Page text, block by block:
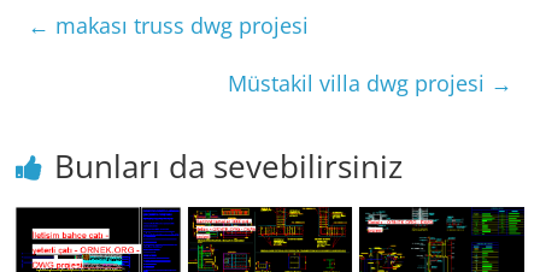
← makası truss dwg projesi
Müstakil villa dwg projesi →
Bunları da sevebilirsiniz